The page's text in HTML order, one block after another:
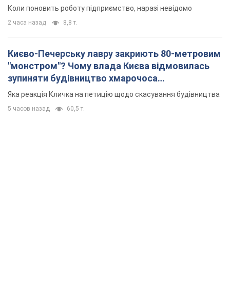
Коли поновить роботу підприємство, наразі невідомо
2 часа назад 8,8 т.
Києво-Печерську лавру закриють 80-метровим
"монстром"? Чому влада Києва відмовилась
зупиняти будівництво хмарочоса
"московського вірянина"
Яка реакція Кличка на петицію щодо скасування будівництва
5 часов назад 60,5 т.